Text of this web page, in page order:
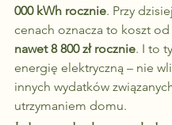
000 kWh rocznie. Przy
cenach oznacza to koszt od
nawet 8 800 zł rocznie. I to
energię elektryczną – nie
innych wydatków
utrzymaniem domu.